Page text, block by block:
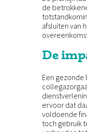
de
afsluiten van
De
Een gezonde
ervoor dat
voldoende
toch gebruik